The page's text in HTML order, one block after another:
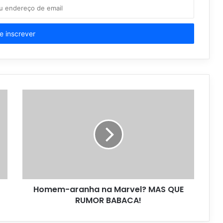
Homem-aranha na Marvel? MAS QUE
RUMOR BABACA!